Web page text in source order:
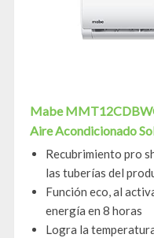
Mabe
Aire Acondicionado
Recubrimiento pro
las tuberías del
Función eco, al
energía en 8 horas
Logra la